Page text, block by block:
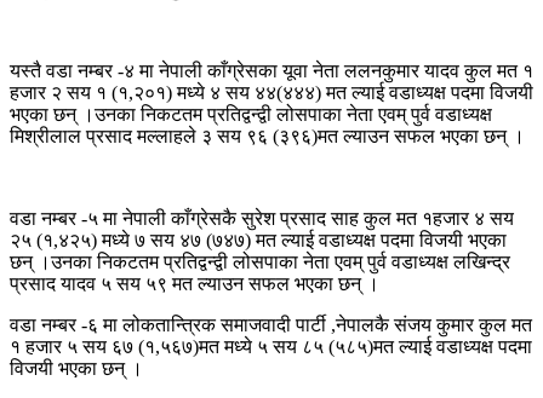
यस्तै वडा नम्बर -४ मा नेपाली काँग्रेसका यूवा नेता ललनकुमार यादव कुल मत १
हजार २ सय १ (१,२०१) मध्ये ४ सय ४४(४४४) मत ल्याई वडाध्यक्ष पदमा विजयी
भएका छन् ।उनका निकटतम प्रतिद्वन्द्वी लोसपाका नेता एवम् पुर्व वडाध्यक्ष
मिश्रीलाल प्रसाद मल्लाहले ३ सय ९६ (३९६)मत ल्याउन सफल भएका छन् ।
वडा नम्बर -५ मा नेपाली काँग्रेसकै सुरेश प्रसाद साह कुल मत १हजार ४ सय
२५ (१,४२५) मध्ये ७ सय ४७ (७४७) मत ल्याई वडाध्यक्ष पदमा विजयी भएका
छन् ।उनका निकटतम प्रतिद्वन्द्वी लोसपाका नेता एवम् पुर्व वडाध्यक्ष लखिन्द्र
प्रसाद यादव ५ सय ५९ मत ल्याउन सफल भएका छन् ।
वडा नम्बर -६ मा लोकतान्त्रिक समाजवादी पार्टी ,नेपालकै संजय कुमार कुल मत
१ हजार ५ सय ६७ (१,५६७)मत मध्ये ५ सय ८५ (५८५)मत ल्याई वडाध्यक्ष पदमा
विजयी भएका छन् ।